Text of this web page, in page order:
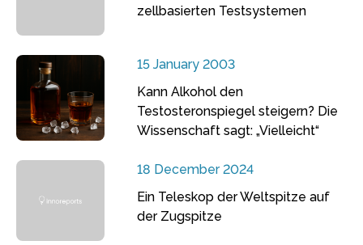
zellbasierten Testsystemen
15 January 2003
Kann Alkohol den
Testosteronspiegel steigern? Die
Wissenschaft sagt: „Vielleicht“
18 December 2024
Ein Teleskop der Weltspitze auf
der Zugspitze